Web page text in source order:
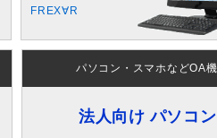
FREX∀R
パソコン・スマホなどOA
法人向け パソコ